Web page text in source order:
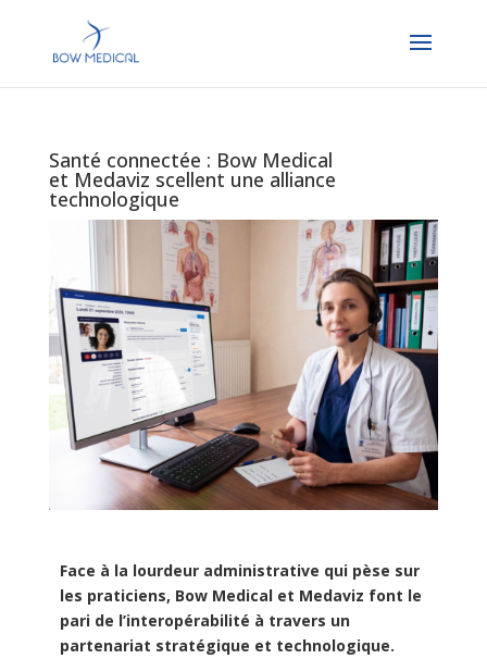
Santé connectée : Bow Medical
et Medaviz scellent une alliance
technologique
Face à la lourdeur administrative qui pèse sur
les praticiens, Bow Medical et Medaviz font le
pari de l’interopérabilité à travers un
partenariat stratégique et technologique.